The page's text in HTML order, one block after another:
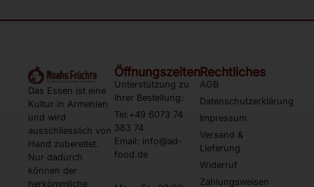
Das Essen ist eine
Kultur in Armenien
und wird
ausschliesslich von
Hand zubereitet.
Nur dadurch
können der
herkömmliche
Öffnungszeiten
Unterstützung zu
Ihrer Bestellung:
Tel:+49 6073 74
383 74
Email: info@ad-
food.de
Rechtliches
AGB
Datenschutzerklärung
Impressum
Versand &
Lieferung
Widerruf
Zahlungsweisen